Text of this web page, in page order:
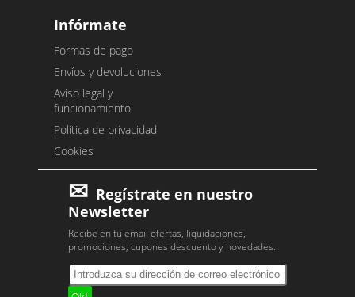
Infórmate
Formas de pago
Envíos y devoluciones
Aviso legal y
funcionamiento
Política de privacidad
Cookies
Regístrate en nuestro
Newsletter
Recibe en tu email ofertas, liquidaciones,
promociones, cupones descuento y novedades.